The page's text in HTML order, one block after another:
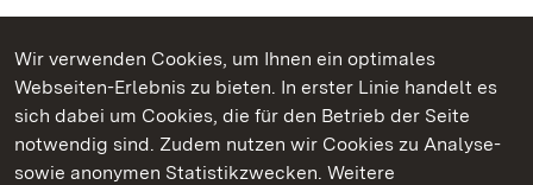
Wir verwenden Cookies, um Ihnen ein optimales
Webseiten-Erlebnis zu bieten. In erster Linie handelt es
sich dabei um Cookies, die für den Betrieb der Seite
notwendig sind. Zudem nutzen wir Cookies zu Analyse-
sowie anonymen Statistikzwecken. Weitere
Kommen. Staunen. Genießen.